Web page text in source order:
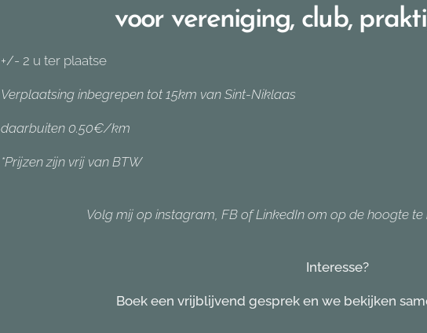
voor vereniging, club,
+/- 2 u ter plaatse
Verplaatsing inbegrepen tot 15km van Sint-Niklaas
daarbuiten 0.50€/km
*Prijzen zijn vrij van BTW
Volg mij op instagram, FB of LinkedIn om op de hoogte
Interesse?
Boek een vrijblijvend gesprek en we bekijken